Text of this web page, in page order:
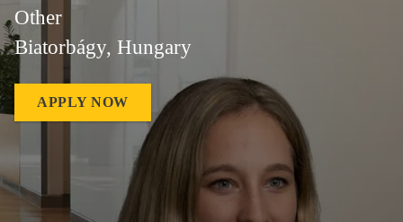
Other
Biatorbágy, Hungary
APPLY NOW